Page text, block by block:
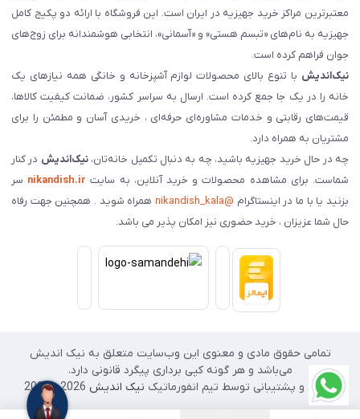
معتبرترین مراکز خرید جهیزیه در ایران است. این فروشگاه با ارائه دو پکیج کامل
جهیزیه به نام‌های «تبسم هستی» و «آسمانی»، انتخابی هوشمندانه برای زوج‌های
جوان فراهم کرده است.
نیک‌اندیش با تنوع بالای محصولات لوازم آشپزخانه و خانگی همه نیازهای یک
خانه را در یک جا جمع کرده است. ارسال به سراسر کشور، ضمانت کیفیت کالاها،
قیمت‌های رقابتی و خدمات مشاوره‌ای حرفه‌ای ، خریدی آسان و مطمئن را برای
مشتریان به همراه دارد.
چه در حال خرید جهیزیه باشید، چه به دنبال تکمیل خانه‌تان،نیک‌اندیش در کنار
شماست. برای مشاهده محصولات و خرید آنلاین، به سایت nikandish.ir سر
بزنید یا با ما در اینستاگرام @nikandish_kala
همراه شوید . همچنین جهت رفاه
حال شما عزیزان ، خرید حضوری نیز امکان پذیر می باشد.
تمامی حقوق مادی و معنوی این وب‌سایت متعلق به نیک اندیش
می‌باشد و هر گونه کپی برداری پیگرد قانونی دارد.
طراحی و پشتیبانی توسط تیم انفورماتیک نیک اندیش 2026 - 2025